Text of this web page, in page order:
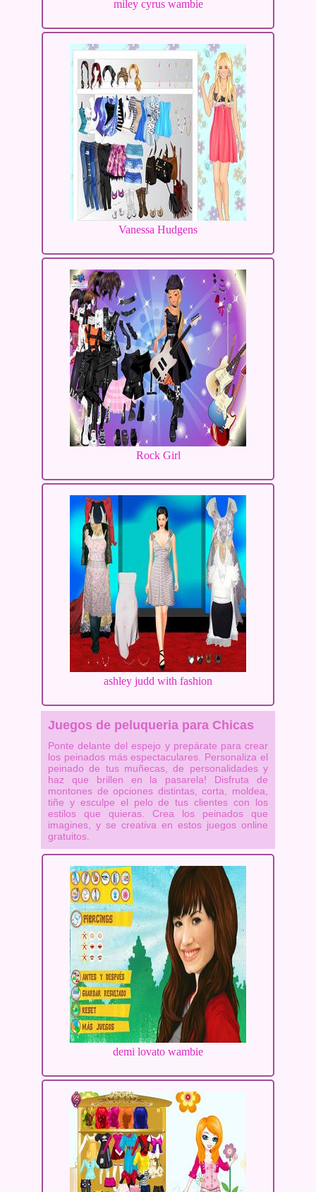
miley cyrus wambie
Vanessa Hudgens
Rock Girl
ashley judd with fashion
Juegos de peluqueria para Chicas
Ponte delante del espejo y prepárate para crear
los peinados más espectaculares. Personaliza el
peinado de tus muñecas, de personalidades y
haz que brillen en la pasarela! Disfruta de
montones de opciones distintas, corta, moldea,
tiñe y esculpe el pelo de tus clientes con los
estilos que quieras. Crea los peinados que
imagines, y se creativa en estos juegos online
gratuitos.
demi lovato wambie